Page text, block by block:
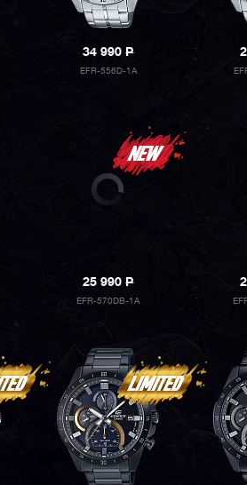
34 990P
EFR-556D-1A
25 990P
EFR-570DB-1A